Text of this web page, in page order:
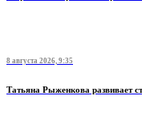
8 августа 2026, 9:35
Татьяна Рыженкова развивает